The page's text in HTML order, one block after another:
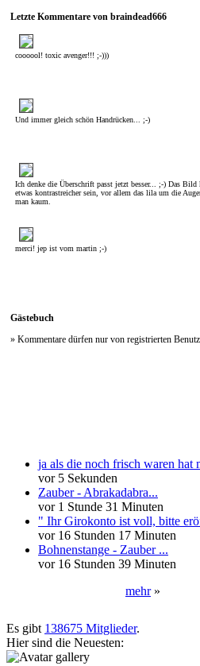
Letzte Kommentare von braindead666
coooool! toxic avenger!!! ;-)))
Und immer gleich schön Handrücken... ;-)
Ich denke die Überschrift passt jetzt besser... ;-) Das Bild
etwas kontrastreicher sein, vor allem das lila um die
man kaum.
merci! jep ist vom martin ;-)
Gästebuch
» Kommentare dürfen nur von registrierten
ja als die noch frisch waren hat
vor 5 Sekunden
Zauber - Abrakadabra...
vor 1 Stunde 31 Minuten
" Ihr Girokonto ist voll, bitte
vor 16 Stunden 17 Minuten
Bohnenstange - Zauber ...
vor 16 Stunden 39 Minuten
mehr»
Es gibt 138675 Mitglieder.
Hier sind die Neuesten: